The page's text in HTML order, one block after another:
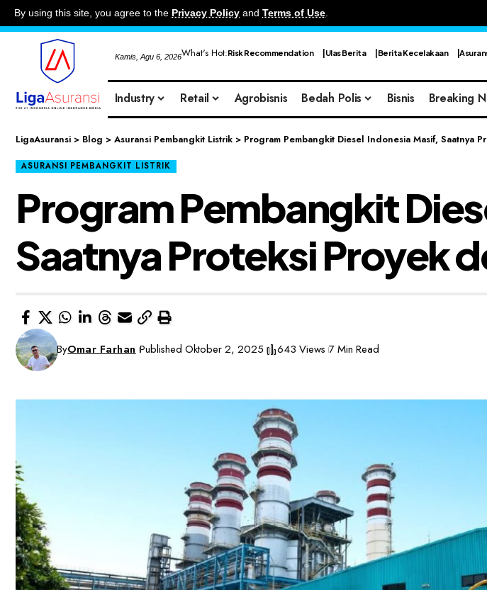
By using this site, you agree to the Privacy Policy and Terms of Use.
Kamis, Agu 6, 2026What's Hot:Risk Recommendation Ulas Berita Berita Kecelakaan
Industry Retail Agrobisnis Bedah Polis Bisnis Breaking
LigaAsuransi > Blog > Asuransi Pembangkit Listrik > Program Pembangkit Diesel Indonesia Masif, Saatnya
ASURANSI PEMBANGKIT LISTRIK
Program Pembangkit
Saatnya Proteksi Proyek
ByOmar Farhan Published Oktober 2, 2025 643 Views 7 Min Read